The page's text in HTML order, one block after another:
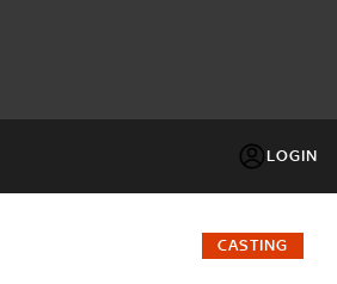
LOGIN
FACTOR
CASTING